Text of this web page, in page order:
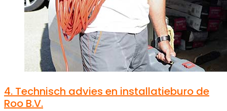
4. Technisch advies en installatieburo de
Roo B.V.